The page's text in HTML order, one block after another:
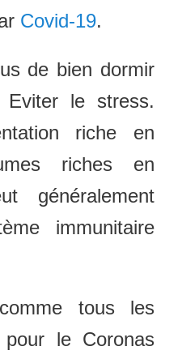
Covid-19.
de bien dormir
Eviter le stress.
riche en
riches en
généralement
immunitaire
tous les
le Coronas